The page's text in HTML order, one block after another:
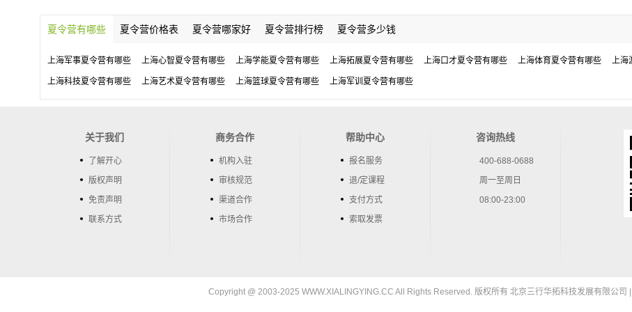
夏令营有哪些 夏令营价格表 夏令营哪家好 夏令营排行榜 夏令营多少钱
上海军事夏令营有哪些 上海心智夏令营有哪些 上海学能夏令营有哪些 上海拓展夏令营有哪些 上海口才夏令营有哪些 上海体育夏令营有哪些 上海
上海科技夏令营有哪些 上海艺术夏令营有哪些 上海篮球夏令营有哪些 上海军训夏令营有哪些
关于我们
了解开心
版权声明
免责声明
联系方式
商务合作
机构入驻
审核规范
渠道合作
市场合作
帮助中心
报名服务
退/定课程
支付方式
索取发票
咨询热线
400-688-0688
周一至周日
08:00-23:00
Copyright @ 2003-2025 WWW.XIALINGYING.CC All Rights Reserved. 版权所有 北京三行华拓科技发展有限公司 |